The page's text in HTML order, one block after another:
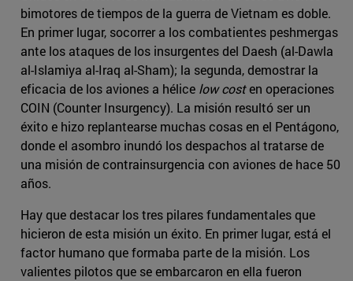
bimotores de tiempos de la guerra de Vietnam es doble.
En primer lugar, socorrer a los combatientes peshmergas
ante los ataques de los insurgentes del Daesh (al-Dawla
al-Islamiya al-Iraq al-Sham); la segunda, demostrar la
eficacia de los aviones a hélice low costen operaciones
COIN (Counter Insurgency). La misión resultó ser un
éxito e hizo replantearse muchas cosas en el Pentágono,
donde el asombro inundó los despachos al tratarse de
una misión de contrainsurgencia con aviones de hace 50
años.
Hay que destacar los tres pilares fundamentales que
hicieron de esta misión un éxito. En primer lugar, está el
factor humano que formaba parte de la misión. Los
valientes pilotos que se embarcaron en ella fueron